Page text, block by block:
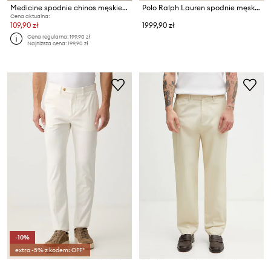
Medicine spodnie chinos męskie lniane
Cena aktualna:
109,90 zł
Cena regularna:199,90 zł
Najniższa cena:199,90 zł
Polo Ralph Lauren spodnie męskie z bawełną
1999,90 zł
-10%
extra -5% z kodem: OFF*